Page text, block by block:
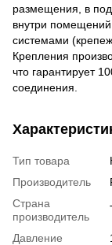
размещения, в
внутри
системами
Крепления
что гарантирует
соединения.
Тип товара
Производитель
Страна
производитель
Давление